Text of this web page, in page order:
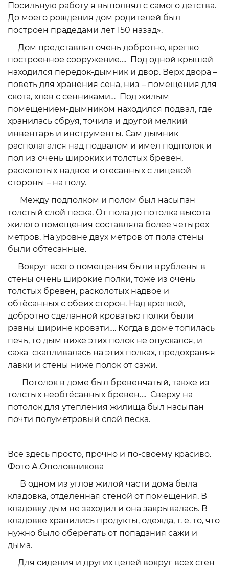
Посильную работу я выполнял с самого детства.
До моего рождения дом родителей был
построен прадедами лет 150 назад».
Дом представлял очень добротно, крепко
построенное сооружение…. Под одной крышей
находился передок-дымник и двор. Верх двора –
поветь для хранения сена, низ – помещения для
скота, хлев с сенниками… Под жилым
помещением-дымником находился подвал, где
хранилась сбруя, точила и другой мелкий
инвентарь и инструменты. Сам дымник
располагался над подвалом и имел подполок и
пол из очень широких и толстых бревен,
расколотых надвое и отесанных с лицевой
стороны – на полу.
Между подполком и полом был насыпан
толстый слой песка. От пола до потолка высота
жилого помещения составляла более четырех
метров. На уровне двух метров от пола стены
были обтесанные.
Вокруг всего помещения были врублены в
стены очень широкие полки, тоже из очень
толстых бревен, расколотых надвое и
обтёсанных с обеих сторон. Над крепкой,
добротно сделанной кроватью полки были
равны ширине кровати…. Когда в доме топилась
печь, то дым ниже этих полок не опускался, и
сажа скапливалась на этих полках, предохраняя
лавки и стены ниже полок от сажи.
Потолок в доме был бревенчатый, также из
толстых необтёсанных бревен…. Сверху на
потолок для утепления жилища был насыпан
почти полуметровый слой песка.
Все здесь просто, прочно и по-своему красиво.
Фото А.Ополовникова
В одном из углов жилой части дома была
кладовка, отделенная стеной от помещения. В
кладовку дым не заходил и она закрывалась. В
кладовке хранились продукты, одежда, т. е. то, что
нужно было оберегать от попадания сажи и
дыма.
Для сидения и других целей вокруг всех стен